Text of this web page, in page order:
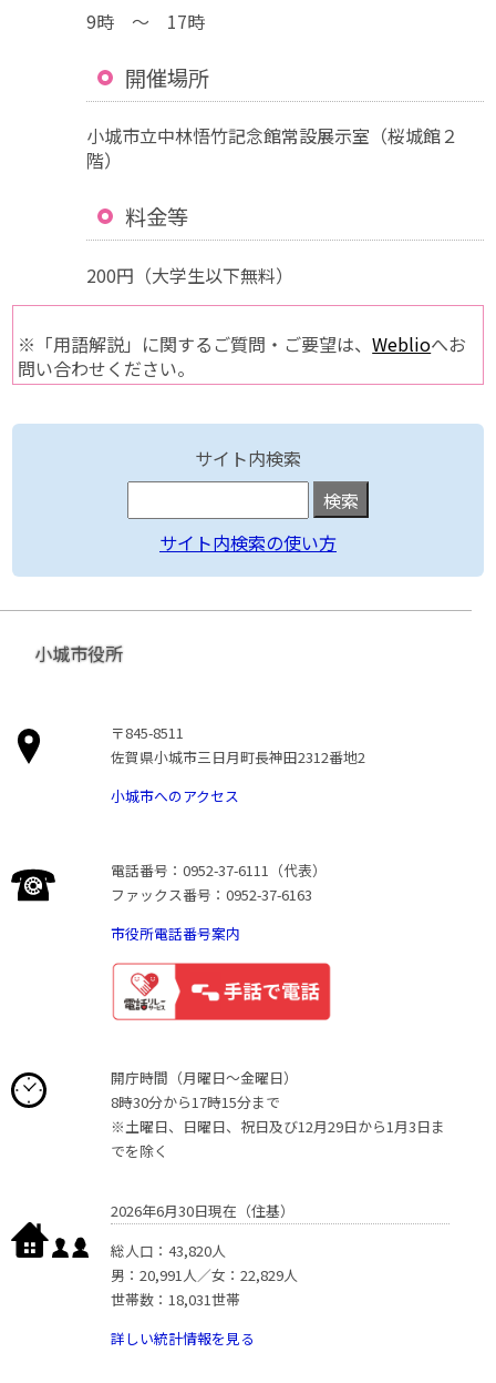
9時 ～ 17時
開催場所
小城市立中林悟竹記念館常設展示室（桜城館２
階）
料金等
200円（大学生以下無料）
※「用語解説」に関するご質問・ご要望は、Weblioへお
問い合わせください。
サイト内検索
サイト内検索の使い方
小城市役所
〒845-8511
佐賀県小城市三日月町長神田2312番地2
小城市へのアクセス
電話番号：0952-37-6111（代表）
ファックス番号：0952-37-6163
市役所電話番号案内
開庁時間（月曜日〜金曜日）
8時30分から17時15分まで
※土曜日、日曜日、祝日及び12月29日から1月3日ま
でを除く
2026年6月30日現在（住基）
総人口：43,820人
男：20,991人／女：22,829人
世帯数：18,031世帯
詳しい統計情報を見る